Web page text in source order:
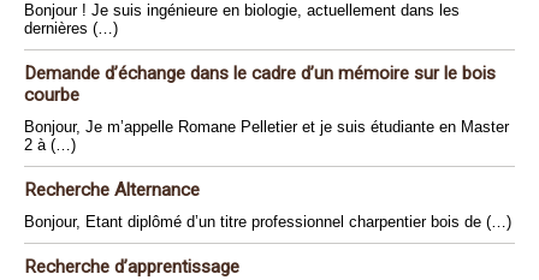
Bonjour ! Je suis ingénieure en biologie, actuellement dans les
dernières (…)
Demande d’échange dans le cadre d’un mémoire sur le bois
courbe
Bonjour, Je m’appelle Romane Pelletier et je suis étudiante en Master
2 à (…)
Recherche Alternance
Bonjour, Etant diplômé d’un titre professionnel charpentier bois de (…)
Recherche d’apprentissage